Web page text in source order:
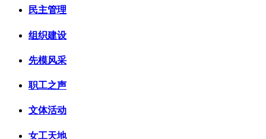
民主管理
组织建设
先模风采
职工之声
文体活动
女工天地